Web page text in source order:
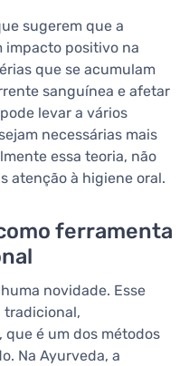
sugerem que a
impacto positivo na
que se acumulam
sanguínea e afetar
levar a vários
necessárias mais
essa teoria, não
atenção à higiene oral.
ferramenta
novidade. Esse
tradicional,
é um dos métodos
Na Ayurveda, a